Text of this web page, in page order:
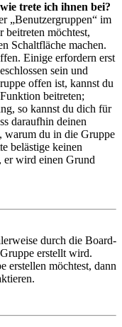
trete ich ihnen bei?
„Benutzergruppen“ im
beitreten möchtest,
Schaltfläche machen.
Einige erfordern erst
sein und
offen ist, kannst du
beitreten;
so kannst du dich für
daraufhin deinen
warum du in die Gruppe
belästige keinen
er wird einen Grund
durch die Board-
erstellt wird.
erstellen möchtest, dann